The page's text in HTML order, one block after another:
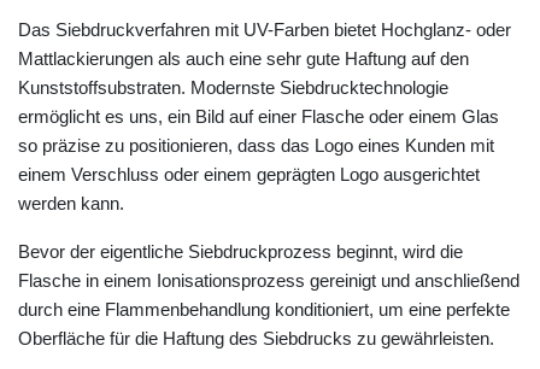
Das Siebdruckverfahren mit UV-Farben bietet Hochglanz- oder
Mattlackierungen als auch eine sehr gute Haftung auf den
Kunststoffsubstraten. Modernste Siebdrucktechnologie
ermöglicht es uns, ein Bild auf einer Flasche oder einem Glas
so präzise zu positionieren, dass das Logo eines Kunden mit
einem Verschluss oder einem geprägten Logo ausgerichtet
werden kann.
Bevor der eigentliche Siebdruckprozess beginnt, wird die
Flasche in einem Ionisationsprozess gereinigt und anschließend
durch eine Flammenbehandlung konditioniert, um eine perfekte
Oberfläche für die Haftung des Siebdrucks zu gewährleisten.